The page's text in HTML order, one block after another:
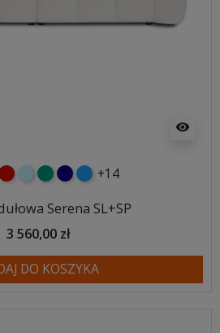
visibility
błękitnyturkusowy
granatowy
niebieski
+14
Serena SL+SP
3 560,00 zł
DO KOSZYKA